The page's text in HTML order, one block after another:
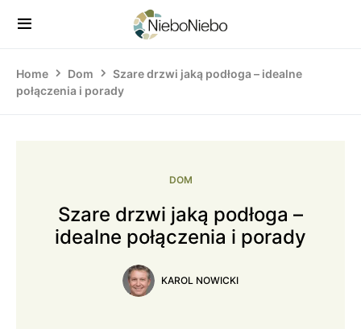
Home Dom
Szare drzwi jaką podłoga – idealne
połączenia i porady
DOM
Szare drzwi jaką podłoga –
idealne połączenia i porady
KAROL NOWICKI